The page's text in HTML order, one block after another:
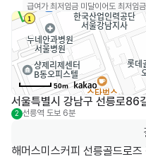
급여가 최저임금 미달이어도 최저임
50m
서울특별시 강남구 선릉로86
2 선릉역 도보 6분
해머스미스커피 선릉골드로